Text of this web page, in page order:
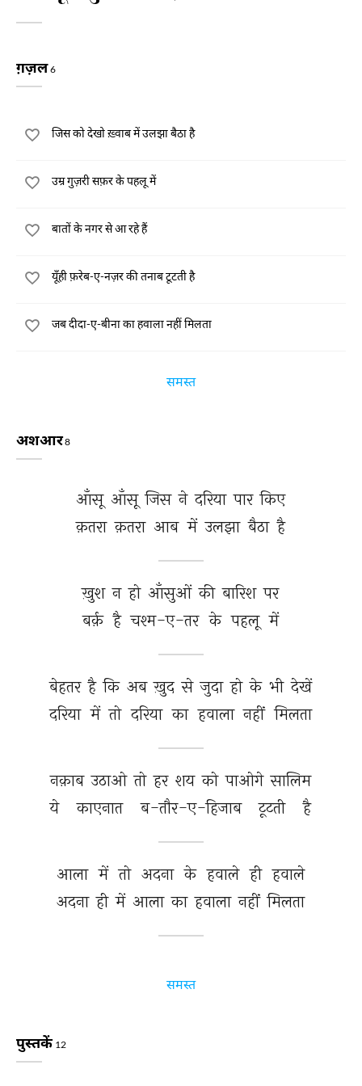
ग़ज़ल6
जिस को देखो ख़्वाब में उलझा बैठा है
उम्र गुज़री सफ़र के पहलू में
बातों के नगर से आ रहे हैं
यूँही फ़रेब-ए-नज़र की तनाब टूटती है
जब दीदा-ए-बीना का हवाला नहीं मिलता
समस्त
अशआर8
आँसू आँसू जिस ने दरिया पार किए
क़तरा क़तरा आब में उलझा बैठा है
ख़ुश न हो आँसुओं की बारिश पर
बर्क़ है चश्म-ए-तर के पहलू में
बेहतर है कि अब ख़ुद से जुदा हो के भी देखें
दरिया में तो दरिया का हवाला नहीं मिलता
नक़ाब उठाओ तो हर शय को पाओगे सालिम
ये
काएनात ब-तौर-ए-हिजाब टूटती है
आला में तो अदना के हवाले ही हवाले
अदना ही में आला का हवाला नहीं मिलता
समस्त
पुस्तकें 12